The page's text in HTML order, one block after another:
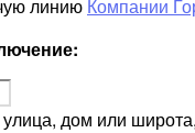
линию Компании
дом или